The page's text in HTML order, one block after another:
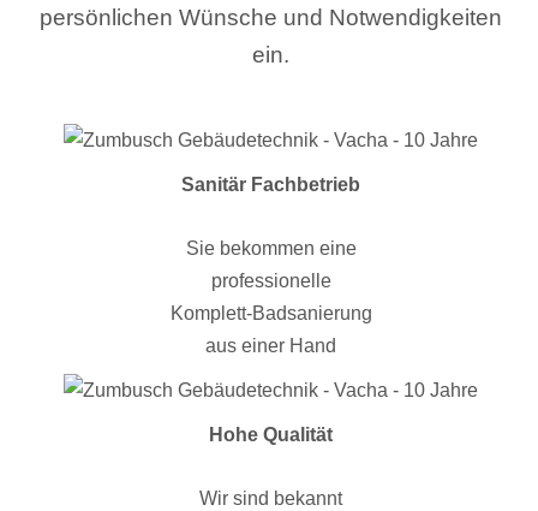
persönlichen Wünsche und Notwendigkeiten
ein.
Sanitär Fachbetrieb
Sie bekommen eine
professionelle
Komplett-Badsanierung
aus einer Hand
Hohe Qualität
Wir sind bekannt